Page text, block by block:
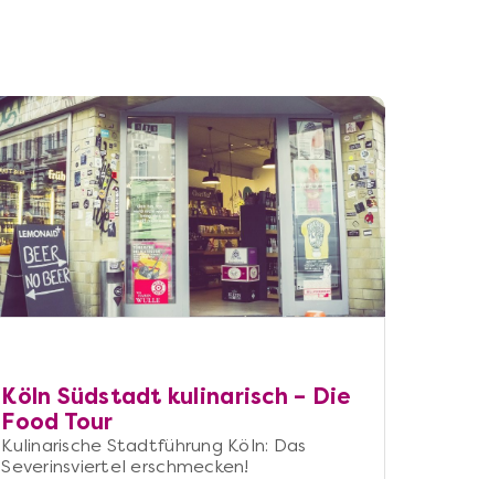
Köln Südstadt kulinarisch – Die
Food Tour
Kulinarische Stadtführung Köln: Das
Severinsviertel erschmecken!